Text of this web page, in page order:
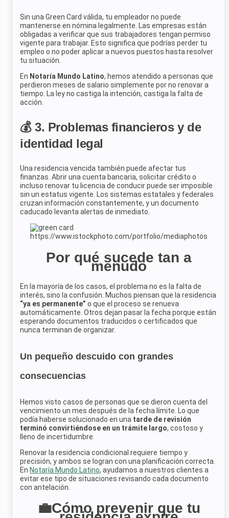
Sin una Green Card válida, tu empleador no puede
mantenerse en nómina legalmente. Las empresas están
obligadas a verificar que sus trabajadores tengan permiso
vigente para trabajar. Esto significa que podrías perder tu
empleo o no poder aplicar a nuevos puestos hasta resolver
tu situación.
En Notaría Mundo Latino, hemos atendido a personas que
perdieron meses de salario simplemente por no renovar a
tiempo. La ley no castiga la intención, castiga la falta de
acción.
💰 3. Problemas financieros y de
identidad legal
Una residencia vencida también puede afectar tus
finanzas. Abrir una cuenta bancaria, solicitar crédito o
incluso renovar tu licencia de conducir puede ser imposible
sin un estatus vigente. Los sistemas estatales y federales
cruzan información constantemente, y un documento
caducado levanta alertas de inmediato.
https://www.istockphoto.com/portfolio/mediaphotos
Por qué sucede tan a
menudo
En la mayoría de los casos, el problema no es la falta de
interés, sino la confusión. Muchos piensan que la residencia
“ya es permanente” o que el proceso se renueva
automáticamente. Otros dejan pasar la fecha porque están
esperando documentos traducidos o certificados que
nunca terminan de organizar.
Un pequeño descuido con grandes
consecuencias
Hemos visto casos de personas que se dieron cuenta del
vencimiento un mes después de la fecha límite. Lo que
podía haberse solucionado en una tarde de revisión
terminó convirtiéndose en un trámite largo, costoso y
lleno de incertidumbre.
Renovar la residencia condicional requiere tiempo y
precisión, y ambos se logran con una planificación correcta.
En Notaría Mundo Latino, ayudamos a nuestros clientes a
evitar ese tipo de situaciones revisando cada documento
con antelación.
💼Cómo prevenir que tu